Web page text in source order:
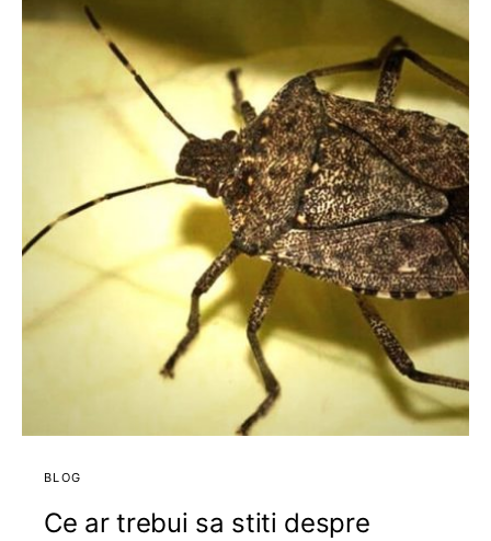
BLOG
Ce ar trebui sa stiti despre